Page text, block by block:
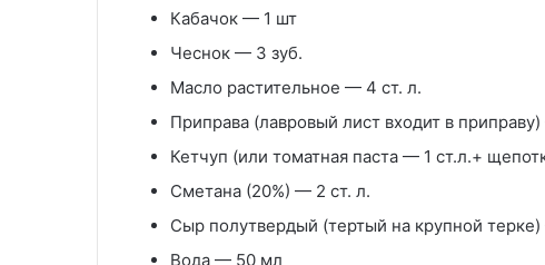
Кабачок — 1 шт
Чеснок — 3 зуб.
Масло растительное — 4 ст. л.
Приправа (лавровый лист входит в
Кетчуп (или томатная паста — 1 ст.л.+
Сметана (20%) — 2 ст. л.
Сыр полутвердый (тертый на крупной
Вода — 50 мл